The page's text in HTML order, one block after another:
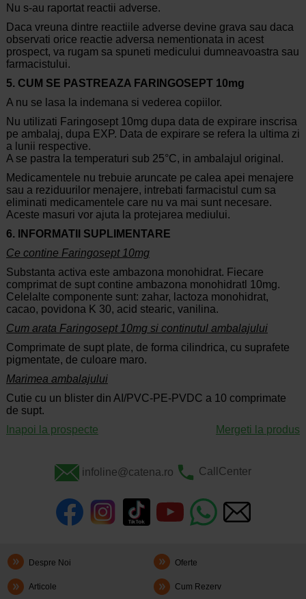
Nu s-au raportat reactii adverse.
Daca vreuna dintre reactiile adverse devine grava sau daca
observati orice reactie adversa nementionata in acest
prospect, va rugam sa spuneti medicului dumneavoastra sau
farmacistului.
5. CUM SE PASTREAZAFARINGOSEPT 10mg
A nu se lasa la indemana si vederea copiilor.
Nu utilizati Faringosept 10mg dupa data de expirare inscrisa
pe ambalaj, dupa EXP. Data de expirare se refera la ultima zi
a lunii respective.
A se pastra la temperaturi sub 25°C, in ambalajul original.
Medicamentele nu trebuie aruncate pe calea apei menajere
sau a reziduurilor menajere, intrebati farmacistul cum sa
eliminati medicamentele care nu va mai sunt necesare.
Aceste masuri vor ajuta la protejarea mediului.
6. INFORMATII SUPLIMENTARE
Ce contine Faringosept 10mg
Substanta activa este ambazona monohidrat. Fiecare
comprimat de supt contine ambazona monohidratl 10mg.
Celelalte componente sunt: zahar, lactoza monohidrat,
cacao, povidona K 30, acid stearic, vanilina.
Cum arata Faringosept 10mg si continutul ambalajului
Comprimate de supt plate, de forma cilindrica, cu suprafete
pigmentate, de culoare maro.
Marimea ambalajului
Cutie cu un blister din AI/PVC-PE-PVDC a 10 comprimate
de supt.
Inapoi la prospecte
Mergeti la produs
infoline@catena.ro CallCenter
Despre Noi Oferte
Articole Cum Rezerv